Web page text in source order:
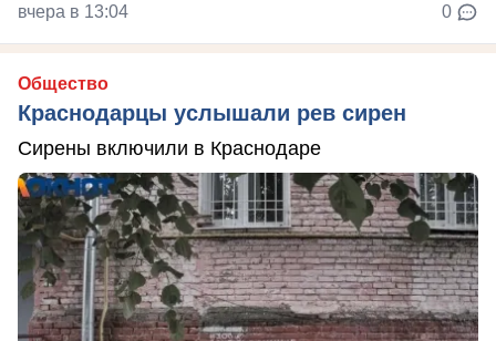
вчера в 13:04 0
Общество
Краснодарцы услышали рев сирен
Сирены включили в Краснодаре